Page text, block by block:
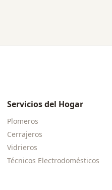
Servicios del Hogar
Plomeros
Cerrajeros
Vidrieros
Técnicos Electrodomésticos